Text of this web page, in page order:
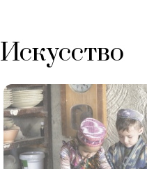
Искусство